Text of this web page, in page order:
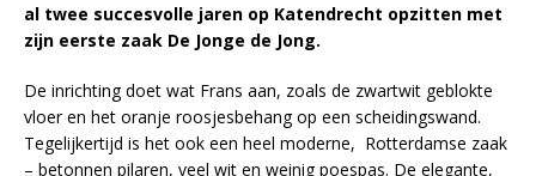
al twee succesvolle jaren op Katendrecht opzitten met
zijn eerste zaak De Jonge de Jong.
De inrichting doet wat Frans aan, zoals de zwartwit geblokte
vloer en het oranje roosjesbehang op een scheidingswand.
Tegelijkertijd is het ook een heel moderne, Rotterdamse zaak
– betonnen pilaren, veel wit en weinig poespas. De elegante,